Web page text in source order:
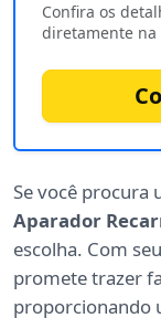
Confira os
diretamente na
Se você procura
Aparador
escolha. Com
promete trazer
proporcionando